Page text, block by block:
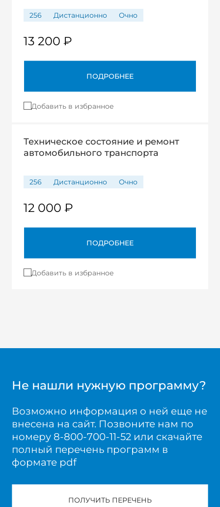
256 Дистанционно Очно
13 200 ₽
ПОДРОБНЕЕ
Добавить в избранное
Техническое состояние и ремонт
автомобильного транспорта
256 Дистанционно Очно
12 000 ₽
ПОДРОБНЕЕ
Добавить в избранное
Не нашли нужную программу?
Возможно информация о ней еще не
внесена на сайт. Позвоните нам по
номеру 8-800-700-11-52 или скачайте
полный перечень программ в
формате pdf
ПОЛУЧИТЬ ПЕРЕЧЕНЬ